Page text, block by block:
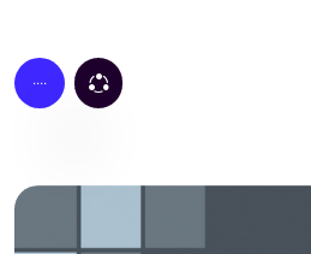
....